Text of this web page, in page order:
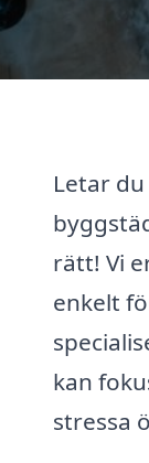
Letar
rätt! Vi
enkelt
kan
stressa